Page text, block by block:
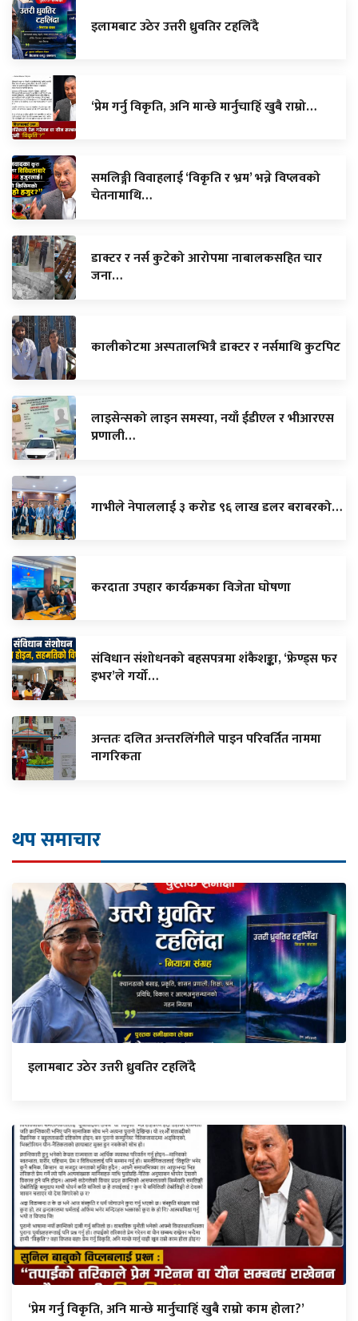
इलामबाट उठेर उत्तरी ध्रुवतिर टहलिँदै
‘प्रेम गर्नु विकृति, अनि मान्छे मार्नुचाहिँ खुबै राम्रो…
समलिङ्गी विवाहलाई ‘विकृति र भ्रम’ भन्ने विप्लवको
चेतनामाथि…
डाक्टर र नर्स कुटेको आरोपमा नाबालकसहित चार
जना…
कालीकोटमा अस्पतालभित्रै डाक्टर र नर्समाथि कुटपिट
लाइसेन्सको लाइन समस्या, नयाँ ईडीएल र भीआरएस
प्रणाली…
गाभीले नेपाललाई ३ करोड ९६ लाख डलर बराबरको…
करदाता उपहार कार्यक्रमका विजेता घाेषणा
संविधान संशोधनको बहसपत्रमा शंकैशङ्का, ‘फ्रेण्ड्स फर
इभर’ले गर्यो…
अन्ततः दलित अन्तरलिंगीले पाइन परिवर्तित नाममा
नागरिकता
थप समाचार
इलामबाट उठेर उत्तरी ध्रुवतिर टहलिँदै
‘प्रेम गर्नु विकृति, अनि मान्छे मार्नुचाहिँ खुबै राम्रो काम होला?’